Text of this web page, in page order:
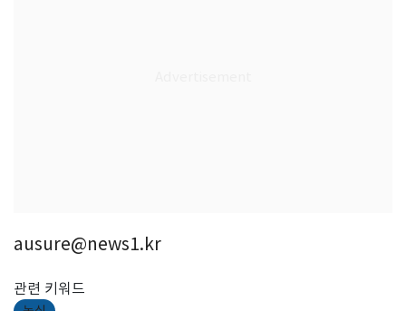
ausure@news1.kr
관련 키워드